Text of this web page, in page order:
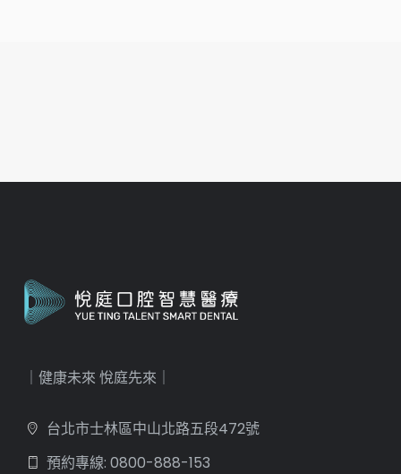
｜健康未來 悅庭先來｜
台北市士林區中山北路五段472號
預約專線: 0800-888-153